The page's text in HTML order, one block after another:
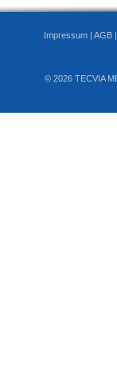
Impressum | AGB
© 2026 TECVIA